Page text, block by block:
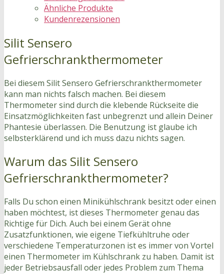
Ähnliche Produkte
Kundenrezensionen
Silit Sensero
Gefrierschrankthermometer
Bei diesem Silit Sensero Gefrierschrankthermometer
kann man nichts falsch machen. Bei diesem
Thermometer sind durch die klebende Rückseite die
Einsatzmöglichkeiten fast unbegrenzt und allein Deiner
Phantesie überlassen. Die Benutzung ist glaube ich
selbsterklärend und ich muss dazu nichts sagen.
Warum das Silit Sensero
Gefrierschrankthermometer?
Falls Du schon einen Minikühlschrank besitzt oder einen
haben möchtest, ist dieses Thermometer genau das
Richtige für Dich. Auch bei einem Gerät ohne
Zusatzfunktionen, wie eigene Tiefkühltruhe oder
verschiedene Temperaturzonen ist es immer von Vortel
einen Thermometer im Kühlschrank zu haben. Damit ist
jeder Betriebsausfall oder jedes Problem zum Thema